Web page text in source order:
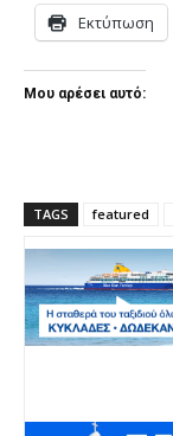
Εκτύπωση
Μου αρέσει αυτό:
TAGS featured